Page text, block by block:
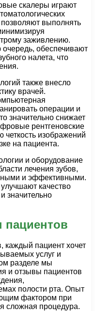
скалеры играют
выполнять
заживлению.
обеспечивают
налета, что
также внесло
врачей.
операции и
значительно снижает
рентгеновские
изображений
на пациента.
и оборудование
лечения зубов,
и эффективными.
качество
значительно
пациентов
каждый пациент хочет
услуг и
разделе мы
и отзывы пациентов
полости рта. Опыт
фактором при
сложная процедура.